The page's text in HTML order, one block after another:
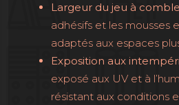
Largeur du jeu à
adhésifs et les mousses
adaptés aux espaces
Exposition aux
exposé aux UV et à
résistant aux conditions